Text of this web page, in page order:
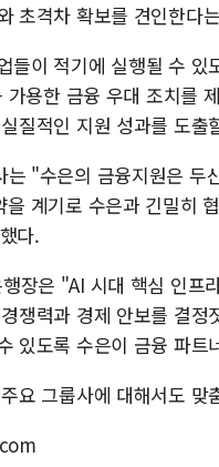
초격차 확보를 견인한다
들이 적기에 실행될 수
용한 금융 우대 조치를
질적인 지원 성과를 도출
는 "수은의 금융지원은 두
계기로 수은과 긴밀히
다.
장은 "AI 시대 핵심 인프
쟁력과 경제 안보를 결
있도록 수은이 금융 파
요 그룹사에 대해서도 맞